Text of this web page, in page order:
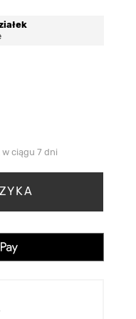
ciągu 7 dni